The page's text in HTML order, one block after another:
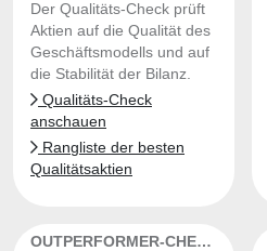
Der Qualitäts-Check prüft
Aktien auf die Qualität des
Geschäftsmodells und auf
die Stabilität der Bilanz.
Qualitäts-Check
anschauen
Rangliste der besten
Qualitätsaktien
OUTPERFORMER-CHECK